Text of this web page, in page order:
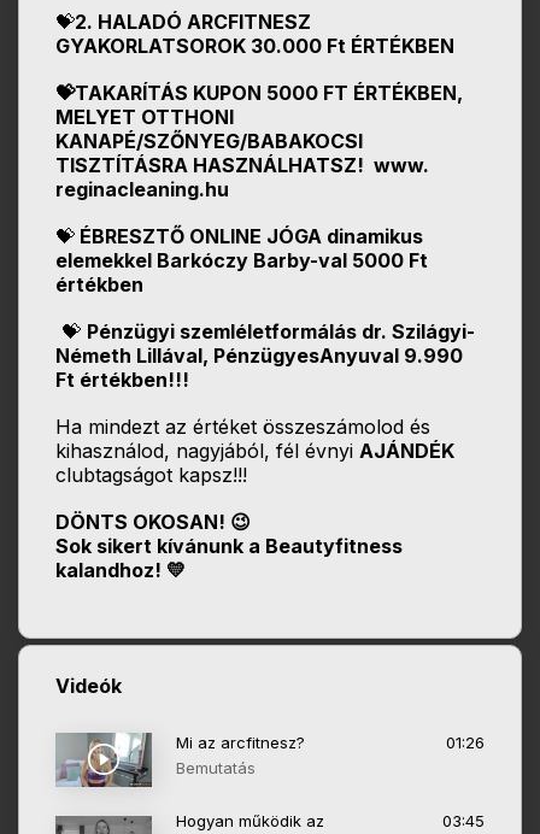
💝2. HALADÓ ARCFITNESZ
GYAKORLATSOROK 30.000 Ft ÉRTÉKBEN
💝TAKARÍTÁS KUPON 5000 FT ÉRTÉKBEN,
MELYET OTTHONI
KANAPÉ/SZŐNYEG/BABAKOCSI
TISZTÍTÁSRA HASZNÁLHATSZ! www.
reginacleaning.hu
💝 ÉBRESZTŐ ONLINE JÓGA dinamikus
elemekkel Barkóczy Barby-val 5000 Ft
értékben
💝 Pénzügyi szemléletformálás dr. Szilágyi-
Németh Lillával, PénzügyesAnyuval 9.990
Ft értékben!!!
Ha mindezt az értéket összeszámolod és
kihasználod, nagyjából, fél évnyi AJÁNDÉK
clubtagságot kapsz!!!
DÖNTS OKOSAN! 😉
Sok sikert kívánunk a Beautyfitness
kalandhoz! 💛
Videók
Mi az arcfitnesz?
01:26
Bemutatás
Hogyan működik az
03:45